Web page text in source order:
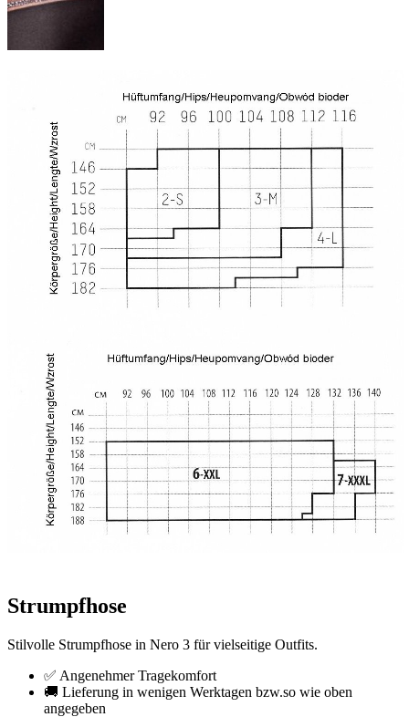
Strumpfhose
Stilvolle Strumpfhose in Nero 3 für vielseitige Outfits.
✅ Angenehmer Tragekomfort
🚚 Lieferung in wenigen Werktagen bzw.so wie oben
angegeben